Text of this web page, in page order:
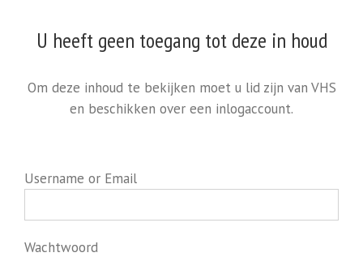
U heeft geen toegang tot deze in houd
Om deze inhoud te bekijken moet u lid zijn van VHS
en beschikken over een inlogaccount.
Username or Email
Wachtwoord